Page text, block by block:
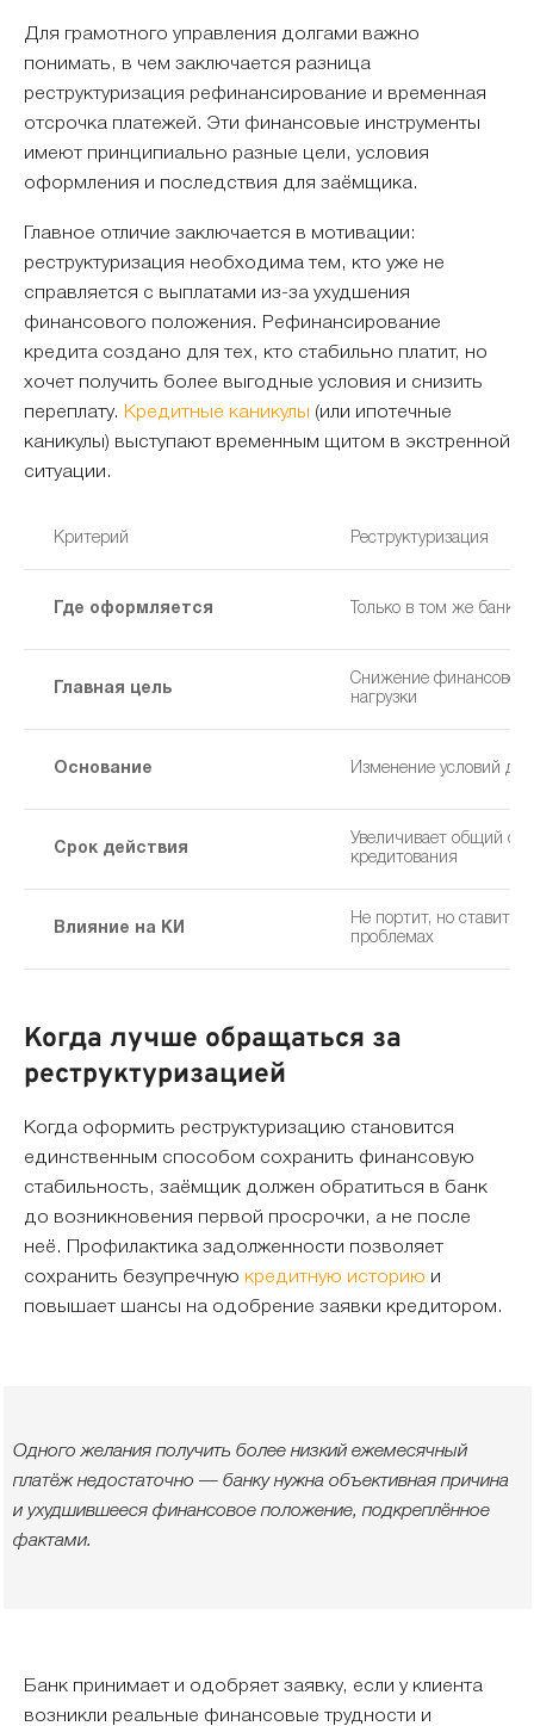
Для грамотного управления долгами важно
понимать, в чем заключается разница
реструктуризация рефинансирование и временная
отсрочка платежей. Эти финансовые инструменты
имеют принципиально разные цели, условия
оформления и последствия для заёмщика.
Главное отличие заключается в мотивации:
реструктуризация необходима тем, кто уже не
справляется с выплатами из-за ухудшения
финансового положения. Рефинансирование
кредита создано для тех, кто стабильно платит, но
хочет получить более выгодные условия и снизить
переплату. Кредитные каникулы (или ипотечные
каникулы) выступают временным щитом в экстренной
ситуации.
Критерий Реструктуризация
Где оформляется Только в том же банке
Главная цель
Снижение финансовой
нагрузки
Основание Изменение условий
Срок действия
Увеличивает общий
кредитования
Влияние на КИ
Не портит, но ставит
проблемах
Когда лучше обращаться за
реструктуризацией
Когда оформить реструктуризацию становится
единственным способом сохранить финансовую
стабильность, заёмщик должен обратиться в банк
до возникновения первой просрочки, а не после
неё. Профилактика задолженности позволяет
сохранить безупречную кредитную историю и
повышает шансы на одобрение заявки кредитором.
Одного желания получить более низкий ежемесячный
платёж недостаточно — банку нужна объективная причина
и ухудшившееся финансовое положение, подкреплённое
фактами.
Банк принимает и одобряет заявку, если у клиента
возникли реальные финансовые трудности и